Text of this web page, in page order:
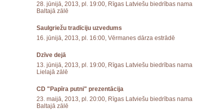
28. jūnijā, 2013, pl. 19:00, Rīgas Latviešu biedrības nama
Baltajā zālē
Saulgriežu tradīciju uzvedums
16. jūnijā, 2013, pl. 16:00, Vērmanes dārza estrādē
Dzīve dejā
13. jūnijā, 2013, pl. 19:00, Rīgas Latviešu biedrības nama
Lielajā zālē
CD "Papīra putni" prezentācija
23. maijā, 2013, pl. 20:00, Rīgas Latviešu biedrības nama
Baltajā zālē